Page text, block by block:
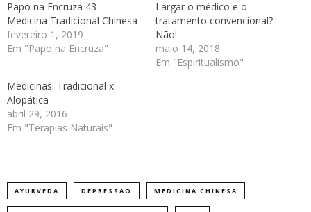
Papo na Encruza 43 -
Medicina Tradicional Chinesa
fevereiro 1, 2019
Em "Papo na Encruza"
Largar o médico e o
tratamento convencional?
Não!
maio 14, 2018
Em "Espiritualismo"
Medicinas: Tradicional x
Alopática
abril 29, 2016
Em "Terapias Naturais"
AYURVEDA DEPRESSÃO MEDICINA CHINESA